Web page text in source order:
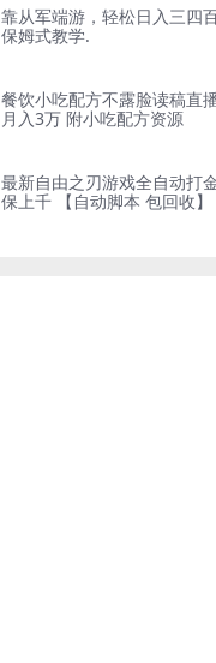
靠从军端游，轻松日入三四
保姆式教学.
餐饮小吃配方不露脸读稿直
月入3万 附小吃配方资源
最新自由之刃游戏全自动打
保上千 【自动脚本 包回收】